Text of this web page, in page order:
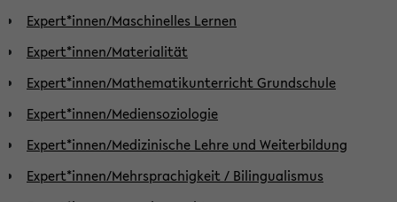
Expert*innen/Maschinelles Lernen
Expert*innen/Materialität
Expert*innen/Mathematikunterricht Grundschule
Expert*innen/Mediensoziologie
Expert*innen/Medizinische Lehre und Weiterbildung
Expert*innen/Mehrsprachigkeit / Bilingualismus